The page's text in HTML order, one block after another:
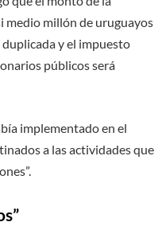
medio millón de uruguayos
duplicada y el impuesto
públicos será
implementado en el
a las actividades que